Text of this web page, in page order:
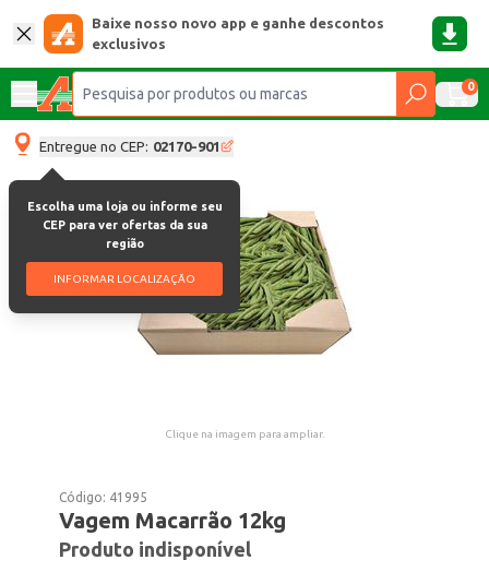
Baixe nosso novo app e ganhe descontos
exclusivos
0
Entregue no CEP: 02170-901
Escolha uma loja ou informe seu
CEP para ver ofertas da sua
região
INFORMAR LOCALIZAÇÃO
Clique na imagem para ampliar.
Código: 41995
Vagem Macarrão 12kg
Produto indisponível